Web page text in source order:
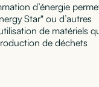
d’énergie
Star" ou d’autres
de matériels
de déchets